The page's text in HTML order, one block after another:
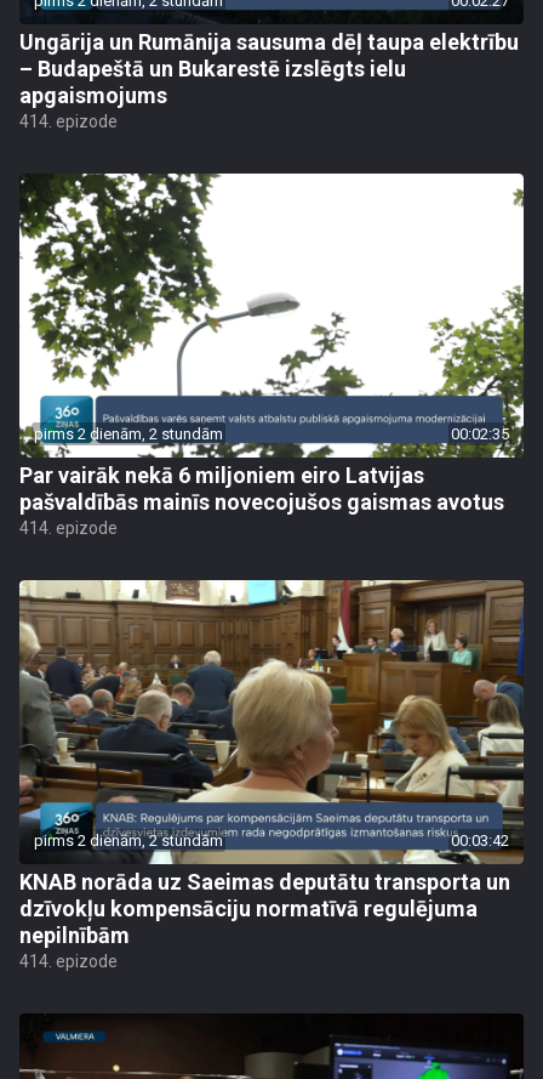
Ungārija un Rumānija sausuma dēļ taupa elektrību
– Budapeštā un Bukarestē izslēgts ielu
apgaismojums
414. epizode
pirms 2 dienām, 2 stundām 00:02:35
Par vairāk nekā 6 miljoniem eiro Latvijas
pašvaldībās mainīs novecojušos gaismas avotus
414. epizode
pirms 2 dienām, 2 stundām 00:03:42
KNAB norāda uz Saeimas deputātu transporta un
dzīvokļu kompensāciju normatīvā regulējuma
nepilnībām
414. epizode